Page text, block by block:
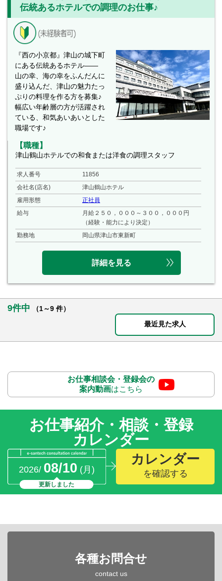
伝統あるホテルでの調理のお仕事♪
『西の小京都』津山の城下町
にある伝統あるホテル――
山の幸、海の幸をふんだんに
盛り込んだ、津山の魅力たっ
ぷりの料理を作る方を募集♪
幅広い年齢層の方が活躍され
ている、和気あいあいとした
職場です♪
【職種】
津山鶴山ホテルでの和食または洋食の調理スタッフ
求人番号
11856
会社名(店名)
津山鶴山ホテル
雇用形態
正社員
給与
月給２５０，０００～３００，０００円
（経験・能力により決定）
勤務地
岡山県津山市東新町
詳細を見る
9件中
（1～9 件）
最近見た求人
お仕事相談会・登録会の
案内動画はこちら
お仕事紹介・相談・登録
カレンダー
2026/ 08/10 (月)
更新しました
カレンダー
を確認する
各種お問合せ
contact us